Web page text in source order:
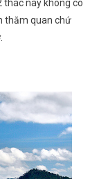
thác này không có
thăm quan chứ